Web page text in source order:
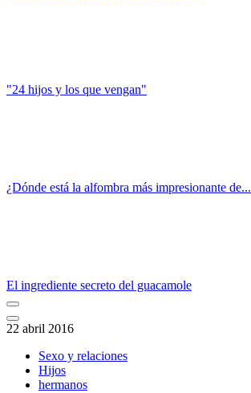
"24 hijos y los que vengan"
¿Dónde está la alfombra más impresionante de...
El ingrediente secreto del guacamole
22 abril 2016
Sexo y relaciones
Hijos
hermanos